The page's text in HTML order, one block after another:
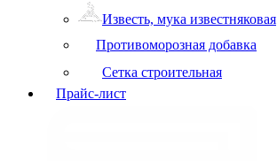
Известь, мука известняковая
Противоморозная добавка
Сетка строительная
Прайс-лист